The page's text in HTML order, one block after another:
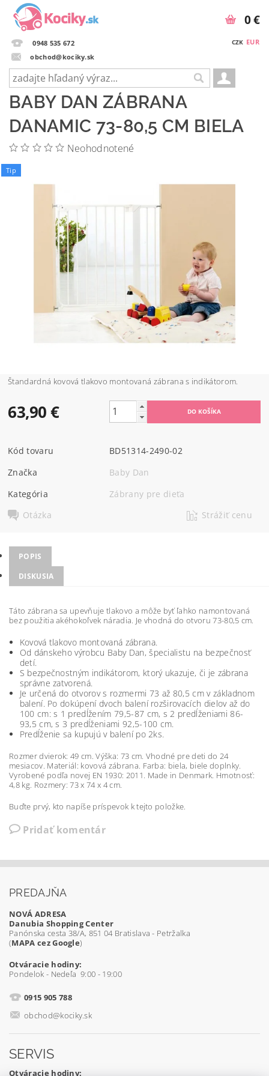
0948 535 672
obchod@kociky.sk
CZK EUR
0 €
BABY DAN ZÁBRANA
DANAMIC 73-80,5 CM BIELA
Neohodnotené
Tip
Štandardná kovová tlakovo montovaná zábrana s indikátorom
63,90 €
Kód tovaru
BD51314-2490-02
Značka
Baby Dan
Kategória
Zábrany pre dieťa
Otázka
Strážiť cenu
POPIS
DISKUSIA
Táto zábrana sa upevňuje tlakovo a môže byť ľahko namontovaná
bez použitia akéhokoľvek náradia. Je vhodná do otvoru 73-80,5 cm.
Kovová tlakovo montovaná zábrana.
Od dánskeho výrobcu Baby Dan, špecialistu na bezpečnosť
detí.
S bezpečnostným indikátorom, ktorý ukazuje, či je zábrana
správnezatvorená.
Je určená do otvorov s rozmermi 73 až 80,5 cm v základnom
balení.Po dokúpení dvoch balení rozširovacích dielov až do
100 cm: s 1 predĺžením 79,5-87 cm, s 2 predĺženiami 86-
93,5 cm, s 3 predĺženiami 92,5-100 cm.
Predĺženiesa kupujú v balení po 2ks.
Rozmer dvierok: 49 cm. Výška: 73 cm. Vhodné pre deti do 24
mesiacov. Materiál: kovová zábrana. Farba: biela, biele doplnky.
Vyrobené podľa novej EN 1930: 2011. Made in Denmark. Hmotnosť:
4,8 kg. Rozmery: 73 x 74 x 4cm.
Buďte prvý, kto napíše príspevok k tejto položke.
Pridať komentár
PREDAJŇA
NOVÁ ADRESA
Danubia Shopping Center
Panónska cesta 38/A, 851 04 Bratislava - Petržalka
(MAPA cez Google)
Otváracie hodiny:
Pondelok - Nedeľa 9:00 - 19:00
0915 905 788
obchod@kociky.sk
SERVIS
Otváracie hodiny: